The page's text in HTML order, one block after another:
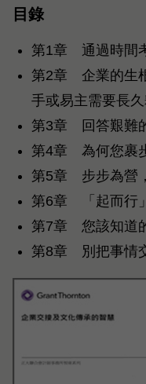
目錄
第1章 通過時間
第2章 企業的生
手或易主需要長
第3章 回答艱難
第4章 為何您裹
第5章 步步為營
第6章 「起而行
第7章 您該知道
第8章 別把事情